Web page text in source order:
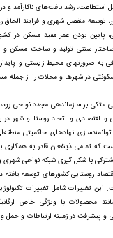
استطاعت، رشد بافت‌های ناکارآمد
منفصل شهری و فرایند الحاق
بودن عمر مفید مسکن در کشور،
سنتی تولید و ساخت مسکن
به ضرورتهای محیط زیستی و
در شهرها و محلات را از
متکی بر سازماندهی مجدد نواحی
اقتصادی و اتحاد روستا و شهر در
توانمندسازی نهادهای حاکمیتی
که تمامی ذینفعان قادر به همکاری
با شکل گیری شبکه نواحی شهری
روستایی کشورهای توسعه یافته
تغییرات شامل تغییرات
محصولات با ویژگی خاص
پیشرفت در زمینه ارتباطات و حمل و